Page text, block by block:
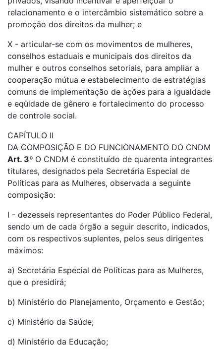
relacionamento e o intercâmbio sistemático sobre a
promoção dos direitos da mulher; e
X - articular-se com os movimentos de mulheres,
conselhos estaduais e municipais dos direitos da
mulher e outros conselhos setoriais, para ampliar a
cooperação mútua e estabelecimento de estratégias
comuns de implementação de ações para a igualdade
e eqüidade de gênero e fortalecimento do processo
de controle social.
CAPÍTULO II
DA COMPOSIÇÃO E DO FUNCIONAMENTO DO CNDM
Art. 3º O CNDM é constituído de quarenta integrantes
titulares, designados pela Secretária Especial de
Políticas para as Mulheres, observada a seguinte
composição:
I - dezesseis representantes do Poder Público Federal,
sendo um de cada órgão a seguir descrito, indicados,
com os respectivos suplentes, pelos seus dirigentes
máximos:
a) Secretária Especial de Políticas para as Mulheres,
que o presidirá;
b) Ministério do Planejamento, Orçamento e Gestão;
c) Ministério da Saúde;
d) Ministério da Educação;